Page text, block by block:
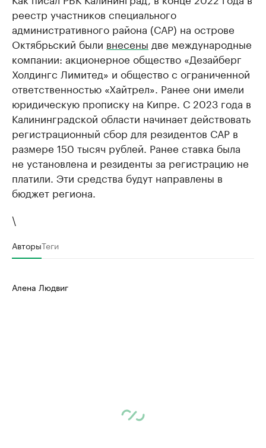
реестр участников специального
административного района (САР) на острове
Октябрьский были внесены две международные
компании: акционерное общество «Дезайберг
Холдингс Лимитед» и общество с ограниченной
ответственностью «Хайтрел». Ранее они имели
юридическую прописку на Кипре. С 2023 года в
Калининградской области начинает действовать
регистрационный сбор для резидентов САР в
размере 150 тысяч рублей. Ранее ставка была
не установлена и резиденты за регистрацию не
платили. Эти средства будут направлены в
бюджет региона.
\
АвторыТеги
Алена Людвиг